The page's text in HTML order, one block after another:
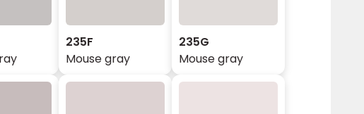
235F
Mouse gray
235G
Mouse gray